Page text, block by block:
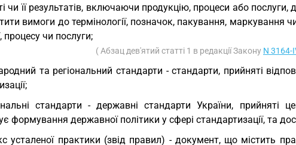
чи її результатів, включаючи продукцію, процеси або
вимоги до термінології, позначок, пакування, маркування
процесу чи послуги;
( Абзац дев'ятий статті 1 в редакції Закону N 3164-
та регіональний стандарти - стандарти, прийняті
стандарти - державні стандарти України, прийняті
формування державної політики у сфері стандартизації, та
усталеної практики (звід правил) - документ, що містить